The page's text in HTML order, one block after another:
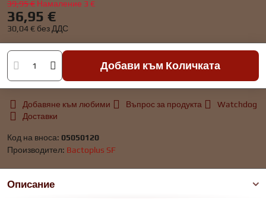
39,95 € Намаление 3 €
36,95 €
30,04 € без ДДС
Добави към Количката
Добавяне към любими Въпрос за продукта
Watchdog
Доставки
Код на вноса: 05050120
Производител: Bactoplus SF
Описание